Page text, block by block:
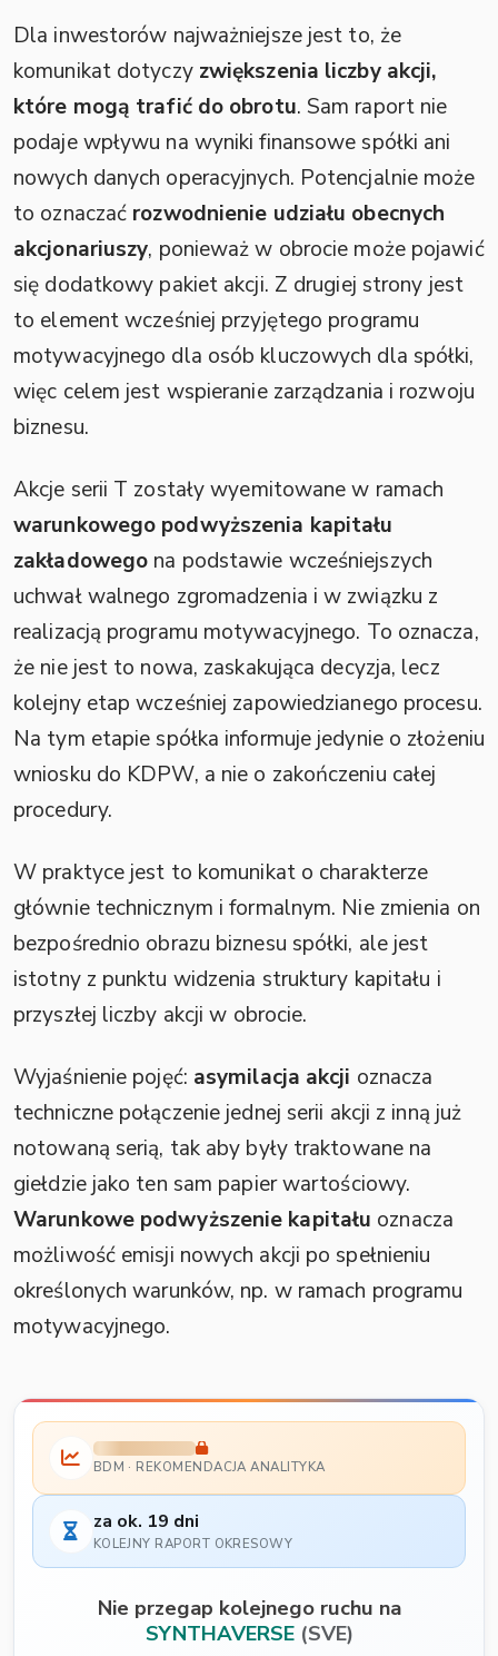
Dla inwestorów najważniejsze jest to, że
komunikat dotyczy zwiększenia liczby akcji,
które mogą trafić do obrotu. Sam raport nie
podaje wpływu na wyniki finansowe spółki ani
nowych danych operacyjnych. Potencjalnie może
to oznaczać rozwodnienie udziału obecnych
akcjonariuszy, ponieważ w obrocie może pojawić
się dodatkowy pakiet akcji. Z drugiej strony jest
to element wcześniej przyjętego programu
motywacyjnego dla osób kluczowych dla spółki,
więc celem jest wspieranie zarządzania i rozwoju
biznesu.
Akcje serii T zostały wyemitowane w ramach
warunkowego podwyższenia kapitału
zakładowego na podstawie wcześniejszych
uchwał walnego zgromadzenia i w związku z
realizacją programu motywacyjnego. To oznacza,
że nie jest to nowa, zaskakująca decyzja, lecz
kolejny etap wcześniej zapowiedzianego procesu.
Na tym etapie spółka informuje jedynie o złożeniu
wniosku do KDPW, a nie o zakończeniu całej
procedury.
W praktyce jest to komunikat o charakterze
głównie technicznym i formalnym. Nie zmienia on
bezpośrednio obrazu biznesu spółki, ale jest
istotny z punktu widzenia struktury kapitału i
przyszłej liczby akcji w obrocie.
Wyjaśnienie pojęć: asymilacja akcji oznacza
techniczne połączenie jednej serii akcji z inną już
notowaną serią, tak aby były traktowane na
giełdzie jako ten sam papier wartościowy.
Warunkowe podwyższenie kapitału oznacza
możliwość emisji nowych akcji po spełnieniu
określonych warunków, np. w ramach programu
motywacyjnego.
BDM · REKOMENDACJA ANALITYKA
za ok. 19 dni
KOLEJNY RAPORT OKRESOWY
Nie przegap kolejnego ruchu na
SYNTHAVERSE (SVE)